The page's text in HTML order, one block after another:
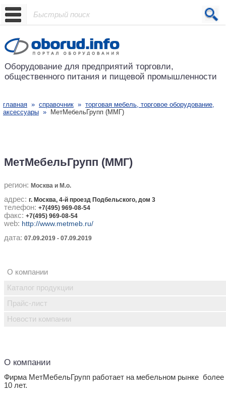
Проект основан в 2001 году
Оборудование для предприятий торговли,
общественного питания и пищевой промышленности
главная » справочник » торговая мебель, торговое оборудование,
аксессуары » МетМебельГрупп (ММГ)
МетМебельГрупп (ММГ)
регион: Москва и М.о.
адрес: г. Москва, 4-й проезд Подбельского, дом 3
телефон: +7(495) 969-08-54
факс: +7(495) 969-08-54
web: http://www.metmeb.ru/
дата: 07.09.2019 - 07.09.2019
О компании
О компании
Фирма МетМебельГрупп работает на мебельном рынке более
10 лет.
Каталог продукции
Прайс-лист
Новости компании